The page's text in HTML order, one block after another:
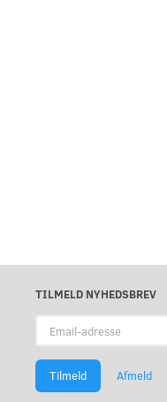
TILMELD NYHEDSBREV
adresse
Tilmeld Afmeld